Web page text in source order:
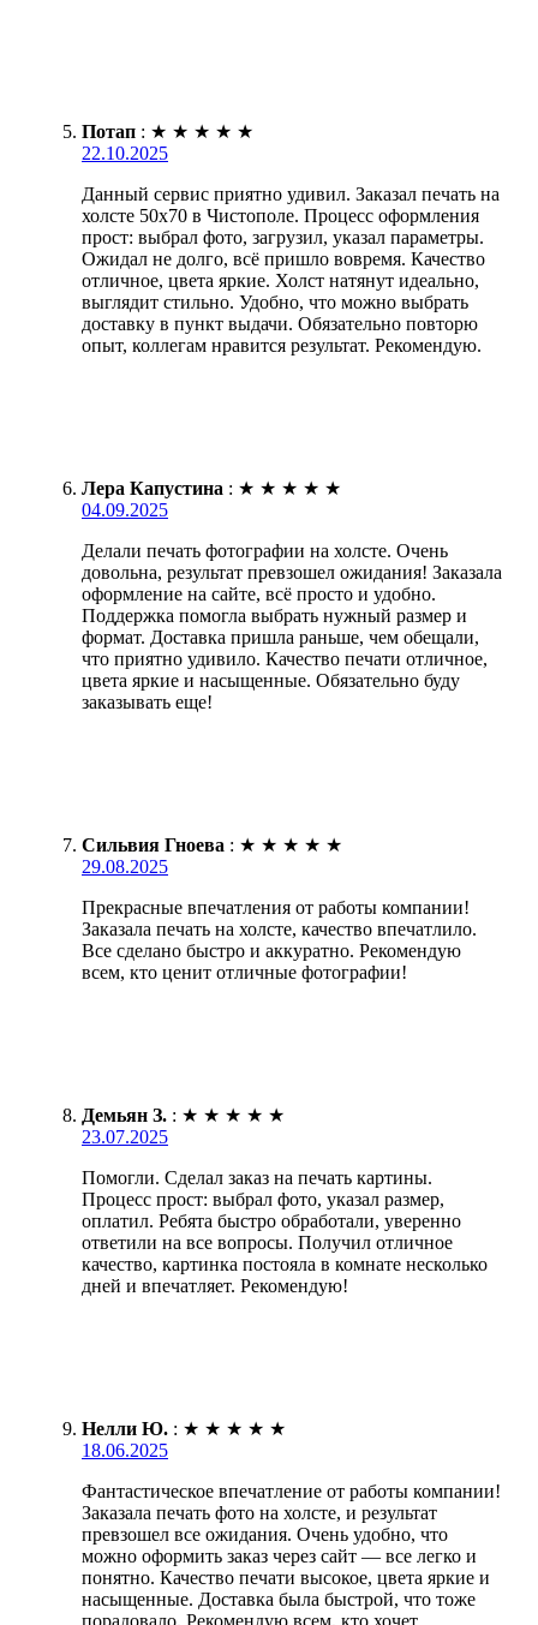
Потап : ★ ★ ★ ★ ★
22.10.2025
Данный сервис приятно удивил. Заказал печать на
холсте 50х70 в Чистополе. Процесс оформления
прост: выбрал фото, загрузил, указал параметры.
Ожидал не долго, всё пришло вовремя. Качество
отличное, цвета яркие. Холст натянут идеально,
выглядит стильно. Удобно, что можно выбрать
доставку в пункт выдачи. Обязательно повторю
опыт, коллегам нравится результат. Рекомендую.
Лера Капустина : ★ ★ ★ ★ ★
04.09.2025
Делали печать фотографии на холсте. Очень
довольна, результат превзошел ожидания! Заказала
оформление на сайте, всё просто и удобно.
Поддержка помогла выбрать нужный размер и
формат. Доставка пришла раньше, чем обещали,
что приятно удивило. Качество печати отличное,
цвета яркие и насыщенные. Обязательно буду
заказывать еще!
Сильвия Гноева : ★ ★ ★ ★ ★
29.08.2025
Прекрасные впечатления от работы компании!
Заказала печать на холсте, качество впечатлило.
Все сделано быстро и аккуратно. Рекомендую
всем, кто ценит отличные фотографии!
Демьян З. : ★ ★ ★ ★ ★
23.07.2025
Помогли. Сделал заказ на печать картины.
Процесс прост: выбрал фото, указал размер,
оплатил. Ребята быстро обработали, уверенно
ответили на все вопросы. Получил отличное
качество, картинка постояла в комнате несколько
дней и впечатляет. Рекомендую!
Нелли Ю. : ★ ★ ★ ★ ★
18.06.2025
Фантастическое впечатление от работы компании!
Заказала печать фото на холсте, и результат
превзошел все ожидания. Очень удобно, что
можно оформить заказ через сайт — все легко и
понятно. Качество печати высокое, цвета яркие и
насыщенные. Доставка была быстрой, что тоже
порадовало. Рекомендую всем, кто хочет